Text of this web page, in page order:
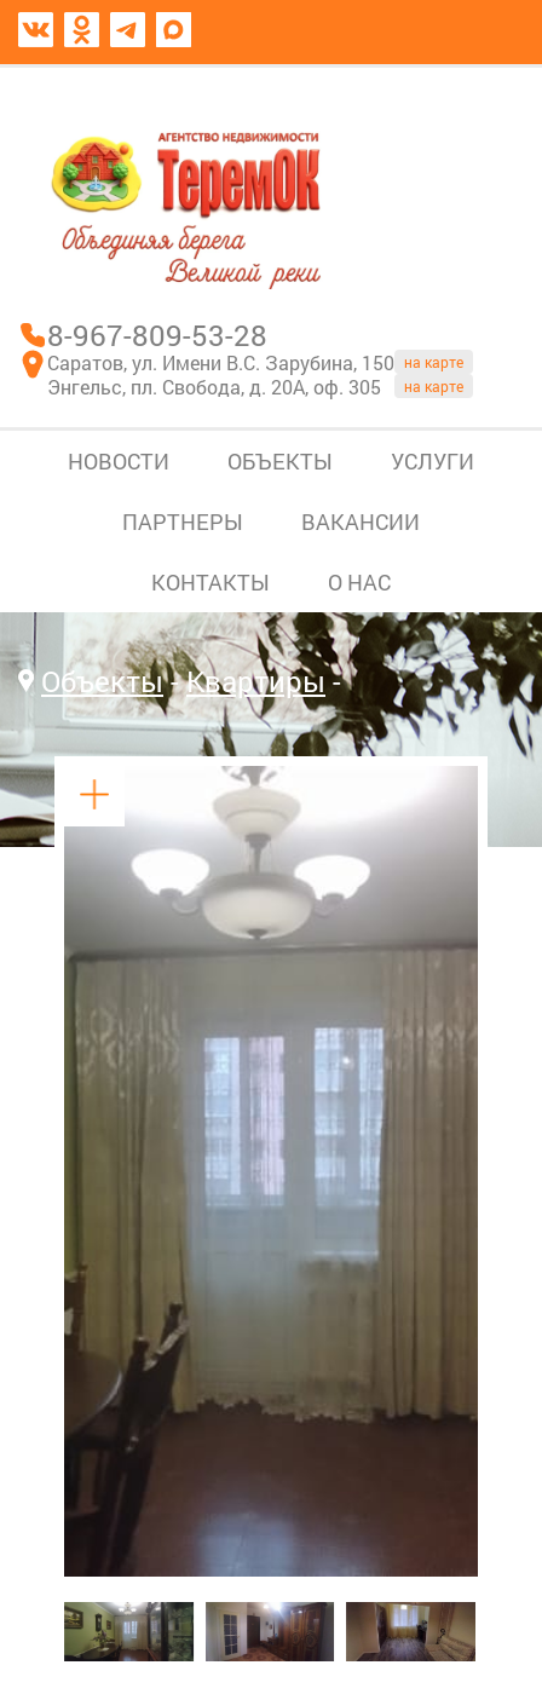
8-967-809-53-28
Саратов, ул. Имени В.С. Зарубина, 150 на карте
Энгельс, пл. Свобода, д. 20А, оф. 305 на карте
НОВОСТИ ОБЪЕКТЫ УСЛУГИ
ПАРТНЕРЫ ВАКАНСИИ
КОНТАКТЫ О НАС
Объекты Квартиры